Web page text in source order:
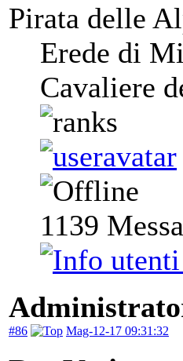
Pirata delle
Erede di
Cavaliere
1139
#86 Mag-12-17 09:31:32